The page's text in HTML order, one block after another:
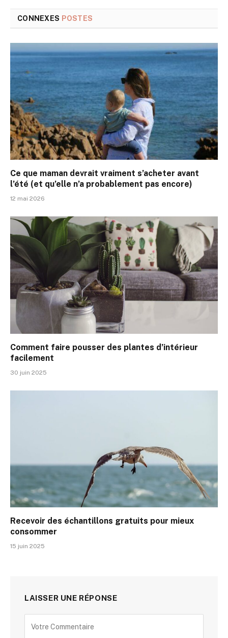
CONNEXES POSTES
Ce que maman devrait vraiment s’acheter avant
l’été (et qu’elle n’a probablement pas encore)
12 mai 2026
Comment faire pousser des plantes d’intérieur
facilement
30 juin 2025
Recevoir des échantillons gratuits pour mieux
consommer
15 juin 2025
LAISSER UNE RÉPONSE